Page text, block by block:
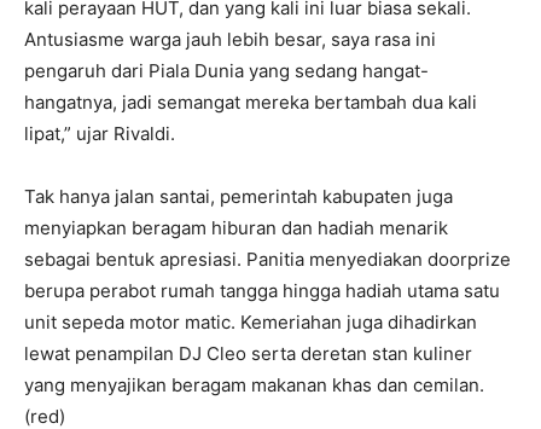
kali perayaan HUT, dan yang kali ini luar biasa sekali.
Antusiasme warga jauh lebih besar, saya rasa ini
pengaruh dari Piala Dunia yang sedang hangat-
hangatnya, jadi semangat mereka bertambah dua kali
lipat,” ujar Rivaldi.
Tak hanya jalan santai, pemerintah kabupaten juga
menyiapkan beragam hiburan dan hadiah menarik
sebagai bentuk apresiasi. Panitia menyediakan doorprize
berupa perabot rumah tangga hingga hadiah utama satu
unit sepeda motor matic. Kemeriahan juga dihadirkan
lewat penampilan DJ Cleo serta deretan stan kuliner
yang menyajikan beragam makanan khas dan cemilan.
(red)